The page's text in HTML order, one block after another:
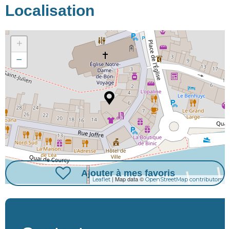
Localisation
+
−
Leaflet| Map data © OpenStreetMap contributors
Ajouter à mes favoris